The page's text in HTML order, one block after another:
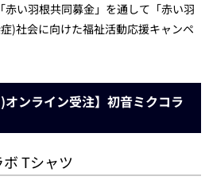
い羽根共同募金」を通して「赤い羽
)社会に向けた福祉活動応援キャンペ
オンライン受注】初音ミクコラ
ボ Tシャツ